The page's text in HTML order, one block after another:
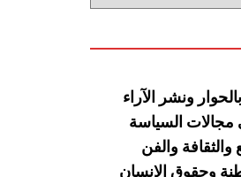
ونشر
الآراء
مجالات السياسة
والثقافة والفن
وحقوق الإنسان